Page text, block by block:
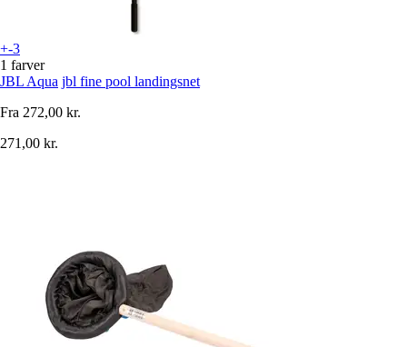
+-3
1 farver
JBL Aqua jbl fine pool landingsnet
Fra 272,00 kr.
271,00 kr.